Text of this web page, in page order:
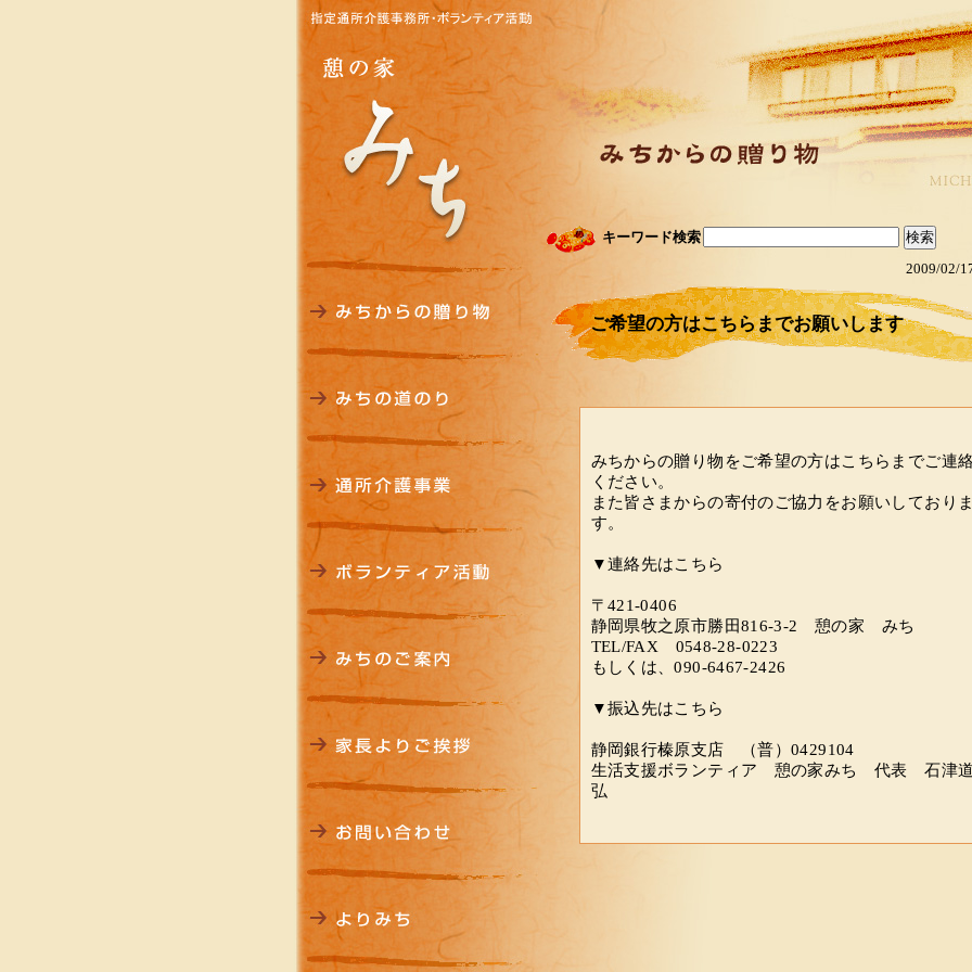
キーワード検索
2009/02/
ご希望の方はこちらまでお願いします
みちからの贈り物をご希望の方はこちらまでご連
ください。
また皆さまからの寄付のご協力をお願いしており
す。
▼連絡先はこちら
〒421-0406
静岡県牧之原市勝田816-3-2 憩の家 みち
TEL/FAX 0548-28-0223
もしくは、090-6467-2426
▼振込先はこちら
静岡銀行榛原支店 （普）0429104
生活支援ボランティア 憩の家みち 代表 石津
弘